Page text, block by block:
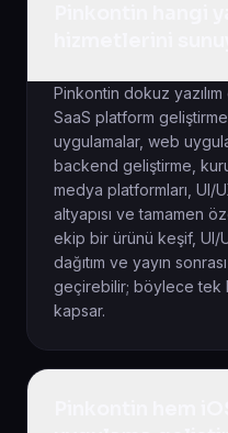
Pinkontin dokuz
SaaS platform
uygulamalar, web
backend geliştirme,
medya platformları, UI/
altyapısı ve tamamen
ekip bir ürünü keşif, UI/
dağıtım ve yayın
geçirebilir; böylece tek
kapsar.